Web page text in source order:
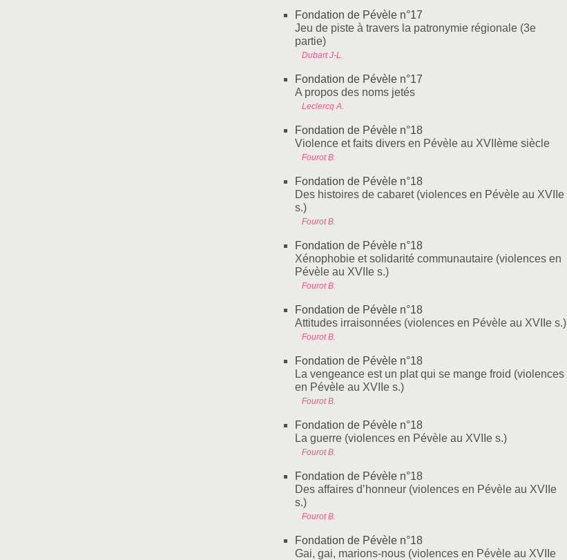
Fondation de Pévèle n°17
Jeu de piste à travers la patronymie régionale (3e
partie)
Dubart J-L.
Fondation de Pévèle n°17
A propos des noms jetés
Leclercq A.
Fondation de Pévèle n°18
Violence et faits divers en Pévèle au XVIIème siècle
Fourot B.
Fondation de Pévèle n°18
Des histoires de cabaret (violences en Pévèle au XVIIe
s.)
Fourot B.
Fondation de Pévèle n°18
Xénophobie et solidarité communautaire (violences en
Pévèle au XVIIe s.)
Fourot B.
Fondation de Pévèle n°18
Attitudes irraisonnées (violences en Pévèle au XVIIe s.)
Fourot B.
Fondation de Pévèle n°18
La vengeance est un plat qui se mange froid (violences
en Pévèle au XVIIe s.)
Fourot B.
Fondation de Pévèle n°18
La guerre (violences en Pévèle au XVIIe s.)
Fourot B.
Fondation de Pévèle n°18
Des affaires d’honneur (violences en Pévèle au XVIIe
s.)
Fourot B.
Fondation de Pévèle n°18
Gai, gai, marions-nous (violences en Pévèle au XVIIe